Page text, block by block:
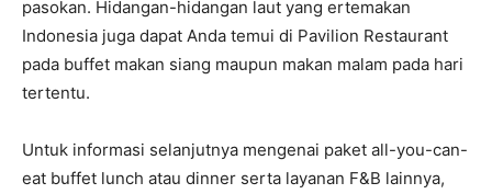
pasokan. Hidangan-hidangan laut yang ertemakan
Indonesia juga dapat Anda temui di Pavilion Restaurant
pada buffet makan siang maupun makan malam pada hari
tertentu.
Untuk informasi selanjutnya mengenai paket all-you-can-
eat buffet lunch atau dinner serta layanan F&B lainnya,